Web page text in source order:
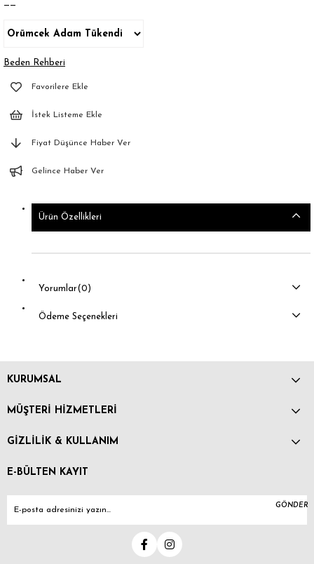
——
Beden Rehberi
Favorilere Ekle
İstek Listeme Ekle
Fiyat Düşünce Haber Ver
Gelince Haber Ver
Ürün Özellikleri
Yorumlar(0)
Ödeme Seçenekleri
KURUMSAL
MÜŞTERİ HİZMETLERİ
GİZLİLİK & KULLANIM
E-BÜLTEN KAYIT
GÖNDER